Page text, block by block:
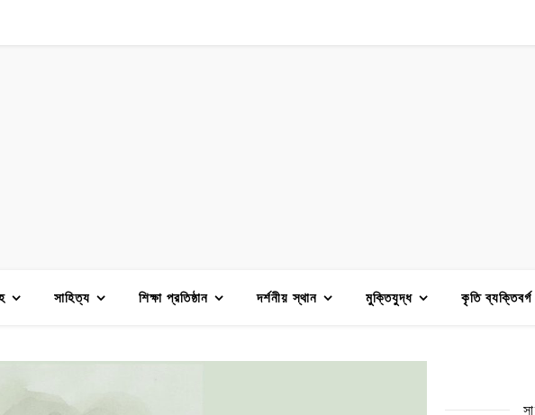
সাহিত্য শিক্ষা প্রতিষ্ঠান দর্শনীয় স্থান মুক্তিযুদ্ধ কৃতি ব্যক্তিবর্গ